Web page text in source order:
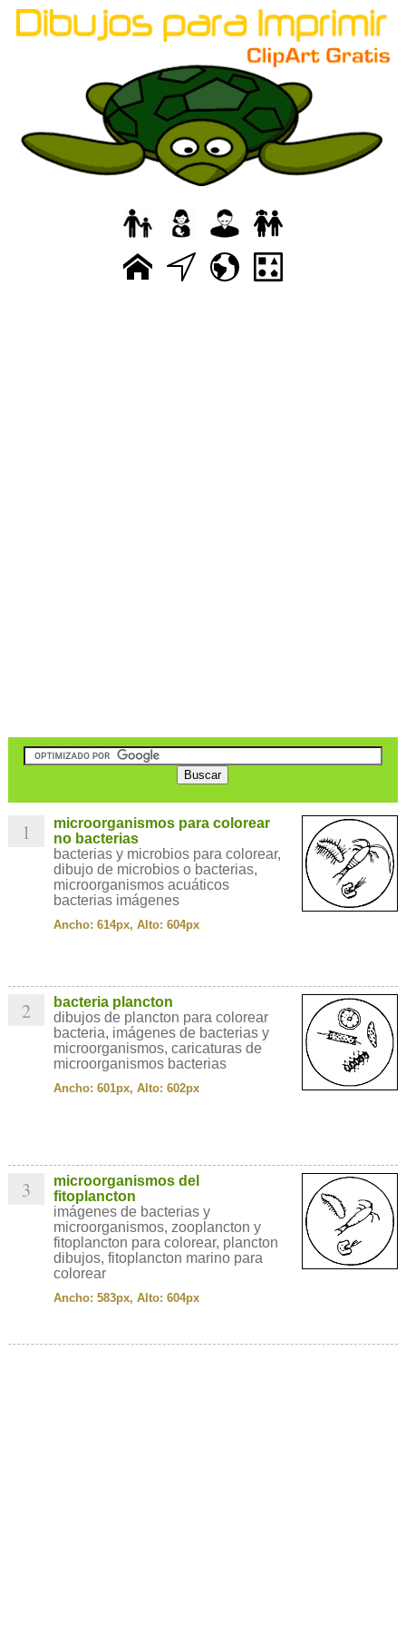
1
microorganismos para colorear
no bacterias
bacterias y microbios para colorear,
dibujo de microbios o bacterias,
microorganismos acuáticos
bacterias imágenes
Ancho: 614px, Alto: 604px
2
bacteria plancton
dibujos de plancton para colorear
bacteria, imágenes de bacterias y
microorganismos, caricaturas de
microorganismos bacterias
Ancho: 601px, Alto: 602px
3
microorganismos del
fitoplancton
imágenes de bacterias y
microorganismos, zooplancton y
fitoplancton para colorear, plancton
dibujos, fitoplancton marino para
colorear
Ancho: 583px, Alto: 604px